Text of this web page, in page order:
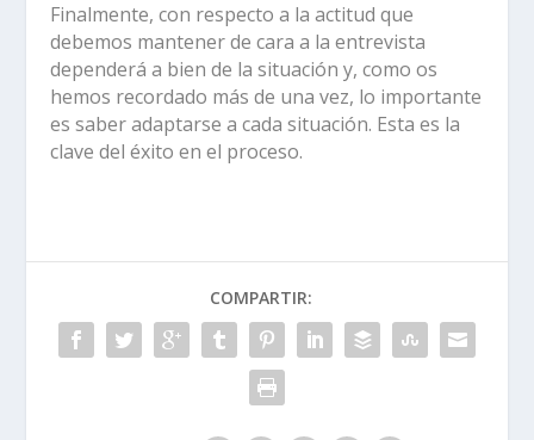
Finalmente, con respecto a la actitud que
debemos mantener de cara a la entrevista
dependerá a bien de la situación y, como os
hemos recordado más de una vez, lo importante
es saber adaptarse a cada situación. Esta es la
clave del éxito en el proceso.
COMPARTIR: